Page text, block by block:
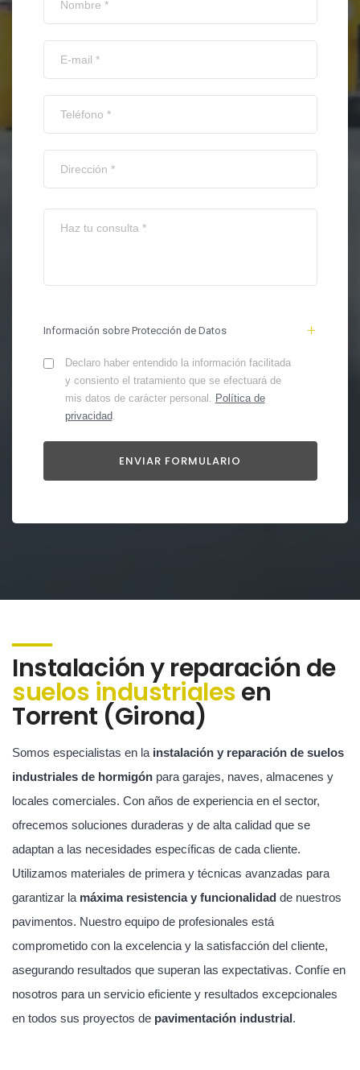
Información sobre Protección de Datos
Declaro haber entendido la información facilitada
y consiento el tratamiento que se efectuará de
mis datos de carácter personal. Política de
privacidad.
Instalación y reparación de
suelos industrialesen
Torrent (Girona)
Somos especialistas en la instalación y reparación de suelos
industriales de hormigón para garajes, naves, almacenes y
locales comerciales. Con años de experiencia en el sector,
ofrecemos soluciones duraderas y de alta calidad que se
adaptan a las necesidades específicas de cada cliente.
Utilizamos materiales de primera y técnicas avanzadas para
garantizar la máxima resistencia y funcionalidad de nuestros
pavimentos. Nuestro equipo de profesionales está
comprometido con la excelencia y la satisfacción del cliente,
asegurando resultados que superan las expectativas. Confíe en
nosotros para un servicio eficiente y resultados excepcionales
en todos sus proyectos de pavimentación industrial.